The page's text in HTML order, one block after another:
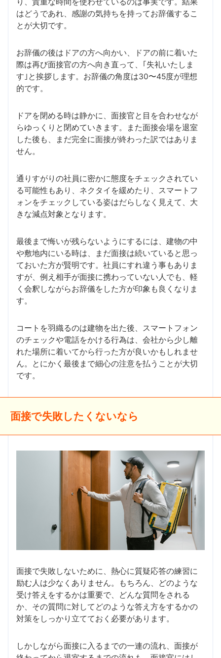
はどうであれ、感謝の気持ちを持ってお辞儀するこ
とが大切です。
お辞儀の後はドアの方へ向かい、ドアの前に着いた
際は再び面接官の方へ向き直って、｢失礼いたしま
す｣と挨拶します。お辞儀の角度は30〜45度が理想
的です。
ドアを閉める時は静かに、面接官と目を合わせなが
らゆっくりと閉めていきます。また面接会場を退室
した後も、まだ完全に面接が終わった訳ではありま
せん。
通りすがりの社員に密かに態度をチェックされてい
る可能性もあり、ネクタイを緩めたり、スマートフ
ォンをチェックしている姿はだらしなく見えて、大
きな減点対象となります。
最後まで悔いが残らないようにするには、建物の中
や敷地内にいる時は、まだ面接は続いていると思っ
ておいた方が賢明です。社員にすれ違う事もありま
すが、例え相手が面接に携わっていない人でも、軽
く会釈しながらお辞儀をした方が印象も良くなりま
す。
コートを羽織るのは建物を出た後、スマートフォン
のチェックや電話をかける行為は、会社から少し離
れた場所に着いてから行った方が良いかもしれませ
ん。とにかく最後まで細心の注意を払うことが大切
です。
面接で失敗したくないなら
面接で失敗しないために、熱心に質疑応答の練習に
励む人は少なくありません。もちろん、どのような
受け答えをするかは重要で、どんな質問をされる
か、その質問に対してどのような答え方をするかの
対策をしっかり立てておく必要があります。
しかしながら面接に入るまでの一連の流れ、面接が